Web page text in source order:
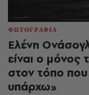
ΦΩΤΟΓΡΑΦΙΑ
Ελένη
είναι ο
στον τόπο
υπάρχω»